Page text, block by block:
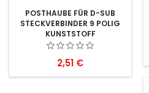
POSTHAUBE FÜR D-SUB
STECKVERBINDER 9 POLIG
KUNSTSTOFF
Preis
2,51 €